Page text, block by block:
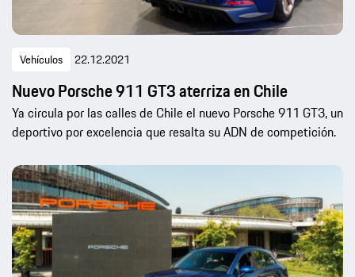
Vehículos 22.12.2021
Nuevo Porsche 911 GT3 aterriza en Chile
Ya circula por las calles de Chile el nuevo Porsche 911 GT3, un
deportivo por excelencia que resalta su ADN de competición.